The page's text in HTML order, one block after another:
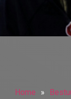
Home »